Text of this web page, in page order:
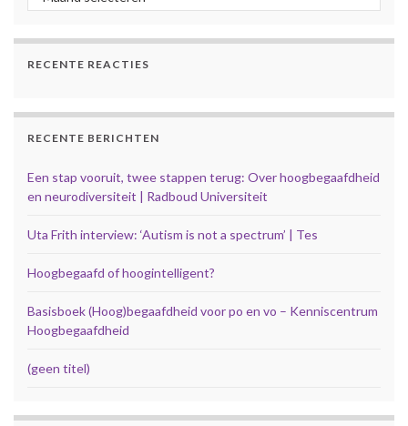
RECENTE REACTIES
RECENTE BERICHTEN
Een stap vooruit, twee stappen terug: Over hoogbegaafdheid
en neurodiversiteit | Radboud Universiteit
Uta Frith interview: ‘Autism is not a spectrum’ | Tes
Hoogbegaafd of hoogintelligent?
Basisboek (Hoog)begaafdheid voor po en vo – Kenniscentrum
Hoogbegaafdheid
(geen titel)